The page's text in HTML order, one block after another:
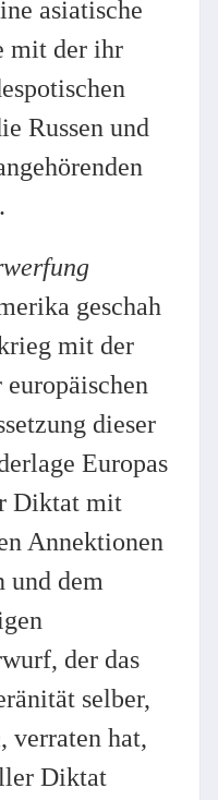
asiatische
mit der ihr
Russen und
geschah
mit der
dieser
Europas
Diktat mit
Annektionen
und dem
der das
selber,
, verraten hat,
Diktat